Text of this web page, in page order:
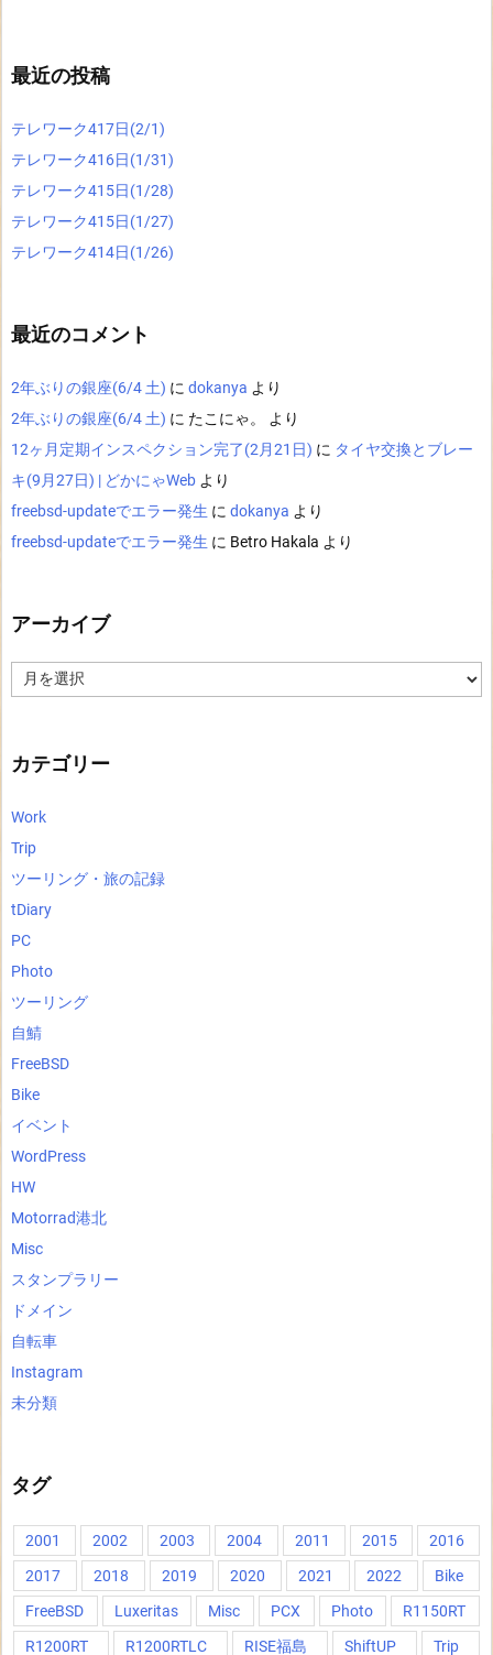
最近の投稿
テレワーク417日(2/1)
テレワーク416日(1/31)
テレワーク415日(1/28)
テレワーク415日(1/27)
テレワーク414日(1/26)
最近のコメント
2年ぶりの銀座(6/4 土) に dokanya より
2年ぶりの銀座(6/4 土) に たこにゃ。
より
12ヶ月定期インスペクション完了(2月21日) に タイヤ交換とブレー
キ(9月27日) | どかにゃWeb より
freebsd-updateでエラー発生 に dokanya より
freebsd-updateでエラー発生 に Betro Hakala より
アーカイブ
ー
カテゴリー
Work
Trip
ツーリング・旅の記録
tDiary
PC
Photo
ツーリング
自鯖
FreeBSD
Bike
イベント
WordPress
HW
Motorrad港北
Misc
スタンプラリー
ドメイン
自転車
Instagram
未分類
タグ
2001 2002 2003 2004 2011 2015
2016
2017
2018 2019 2020 2021 2022
Bike
FreeBSD
Luxeritas Misc PCX Photo
R1150RT
R1200RT
R1200RTLC RISE福島 ShiftUP Trip